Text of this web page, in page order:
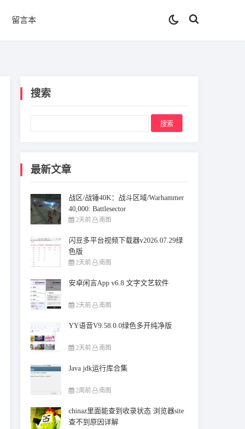
留言本
搜索
最新文章
战区/战锤40K：战斗区域/Warhammer
40,000: Battlesector
2天前 南图
闪豆多平台视频下载器v2026.07.29绿
色版
2天前 南图
安卓闲言App v6.8 文字文艺软件
2天前 南图
YY语音V9.58.0.0绿色多开纯净版
2天前 南图
Java jdk运行库合集
2周前 南图
chinaz里面能查到收录状态 浏览器site
查不到原因详解